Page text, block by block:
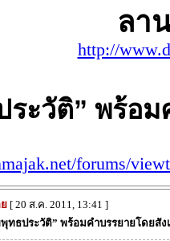
ลา
http://
ะวัติ” พร้อ
forums/
[ 20 ส.ค. 2011, 13:41 ]
พุทธประวัติ” พร้อมคำบรรยายโดยสั